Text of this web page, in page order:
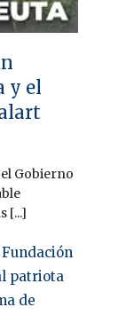
y el
Gobierno
[...]
patriota
de